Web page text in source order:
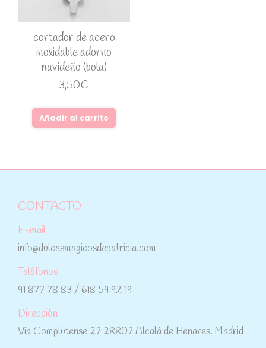
cortador de acero
inoxidable adorno
navideño (bola)
3,50€
Añadir al carrito
CONTACTO
E-mail
info@dulcesmagicosdepatricia.com
Teléfonos
91 877 78 83 / 618 59 92 19
Dirección
Vía Complutense 27 28807 Alcalá de Henares. Madrid